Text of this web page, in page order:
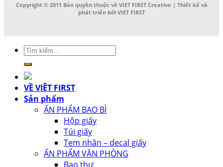
Copyright © 2011 Bản quyền thuộc về VIET FIRST Creative | Thiết kế và
phát triển bởi VIET FIRST
Tìm
kiếm:
VỀ VIỆT FIRST
Sản phẩm
ẤN PHẨM BAO BÌ
Hộp giấy
Túi giấy
Tem nhãn – decal giấy
ẤN PHẨM VĂN PHÒNG
Bao thư